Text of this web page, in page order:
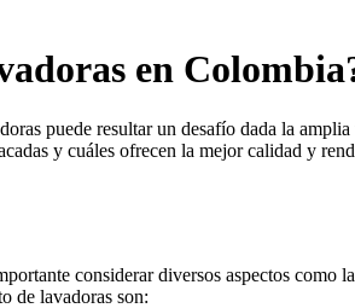
en
puede resultar un desafío dada la
y cuáles ofrecen la mejor calidad y
considerar diversos aspectos
de lavadoras son: